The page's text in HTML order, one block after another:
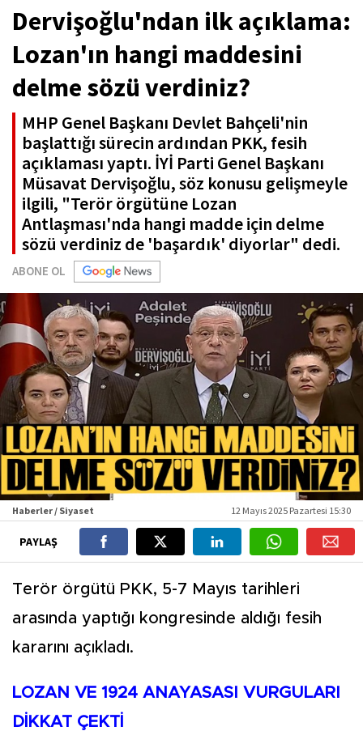
Dervişoğlu'ndan ilk açıklama:
Lozan'ın hangi maddesini
delme sözü verdiniz?
MHP Genel Başkanı Devlet Bahçeli'nin
başlattığı sürecin ardından PKK, fesih
açıklaması yaptı. İYİ Parti Genel Başkanı
Müsavat Dervişoğlu, söz konusu gelişmeyle
ilgili, "Terör örgütüne Lozan
Antlaşması'nda hangi madde için delme
sözü verdiniz de 'başardık' diyorlar" dedi.
ABONE OL
Haberler / Siyaset 12 Mayıs 2025 Pazartesi 15:30
PAYLAŞ
Terör örgütü PKK, 5-7 Mayıs tarihleri
arasında yaptığı kongresinde aldığı fesih
kararını açıkladı.
LOZAN VE 1924 ANAYASASI VURGULARI
DİKKAT ÇEKTİ